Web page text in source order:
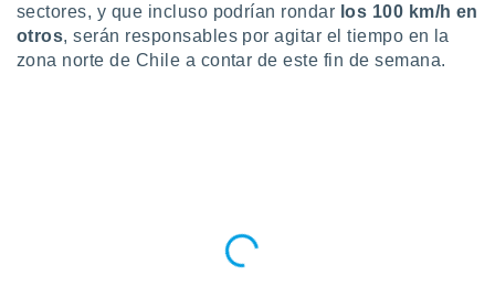
más
nuestra
sectores, y que incluso podrían rondar los 100 km/h en
otros, serán responsables por agitar el tiempo en la
zona norte de Chile a contar de este fin de semana.